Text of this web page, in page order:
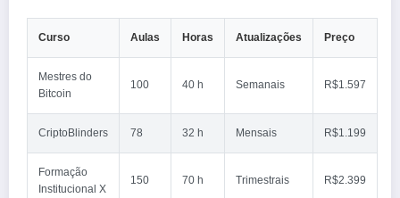
Curso Aulas Horas Atualizações Preço
Mestres do
Bitcoin
100 40 h Semanais R$1.597
CriptoBlinders 78 32 h Mensais R$1.199
Formação
Institucional X
150 70 h Trimestrais R$2.399